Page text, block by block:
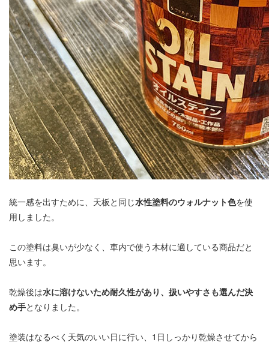
統一感を出すために、天板と同じ水性塗料のウォルナット色を使
用しました。
この塗料は臭いが少なく、車内で使う木材に適している商品だと
思います。
乾燥後は水に溶けないため耐久性があり、扱いやすさも選んだ決
め手となりました。
塗装はなるべく天気のいい日に行い、1日しっかり乾燥させてから